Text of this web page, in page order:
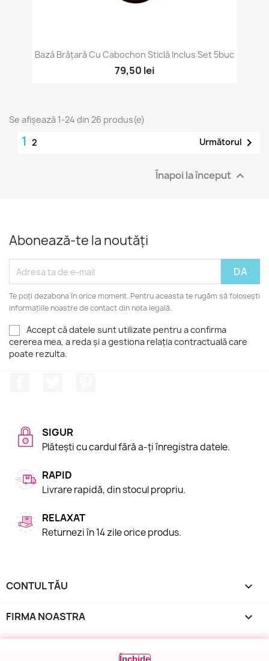
Bază Brățară Cu Cabochon Sticlă Inclus Set 5buc
79,50 lei
Se afișează 1-24 din 26 produs(e)
1 2 Următorul 
Înapoi la început 
Abonează-te la noutăți
Te poți dezabona în orice moment. Pentru aceasta te rugăm să folosești
informațiile noastre de contact din nota legală.
Accept că datele sunt utilizate pentru a confirma
cererea mea, a reda și a gestiona relația contractuală care
poate rezulta.
SIGUR
Plătești cu cardul fără a-ți înregistra datele.
RAPID
Livrare rapidă, din stocul propriu.
RELAXAT
Returnezi în 14 zile orice produs.
CONTUL TĂU 
FIRMA NOASTRA 
Închide